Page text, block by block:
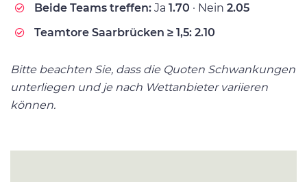
Beide Teams treffen: Ja 1.70 · Nein 2.05
Teamtore Saarbrücken ≥ 1,5: 2.10
Bitte beachten Sie, dass die Quoten Schwankungen
unterliegen und je nach Wettanbieter variieren
können.